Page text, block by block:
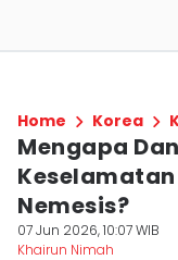
Home Korea
Mengapa
Keselamatan
Nemesis?
07 Jun 2026, 10:07 WIB
Khairun Nimah